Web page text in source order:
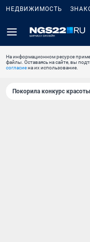
НЕДВИЖИМОСТЬ
На информационном ресурсе
файлы. Оставаясь на сайте, вы
согласиена их использование.
Покорила конкурс